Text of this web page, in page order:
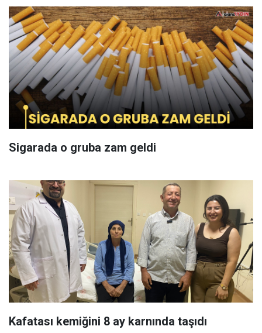
Sigarada o gruba zam geldi
Kafatası kemiğini 8 ay karnında taşıdı